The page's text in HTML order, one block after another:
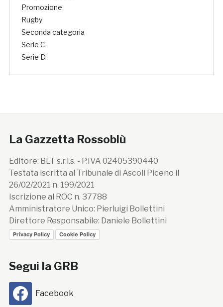
Promozione
Rugby
Seconda categoria
Serie C
Serie D
La Gazzetta Rossoblù
Editore: BLT s.r.l.s. - P.IVA 02405390440
Testata iscritta al Tribunale di Ascoli Piceno il
26/02/2021 n. 199/2021
Iscrizione al ROC n. 37788
Amministratore Unico: Pierluigi Bollettini
Direttore Responsabile: Daniele Bollettini
Privacy Policy Cookie Policy
Segui la GRB
Facebook